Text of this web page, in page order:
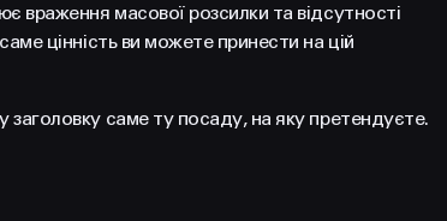
враження масової розсилки та відсутності
цінність ви можете принести на цій
заголовку саме ту посаду, на яку претендуєте.